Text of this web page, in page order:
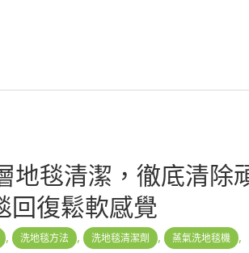
地毯清潔，徹底清除
回復鬆軟感覺
, 洗地毯方法 , 洗地毯清潔劑 , 蒸氣洗地毯機 ,